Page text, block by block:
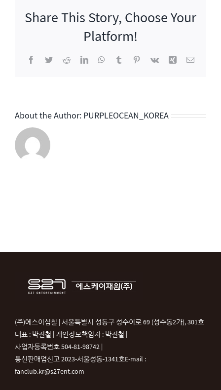
축
Share This Story, Choose Your
Platform!
Facebook
TwitterRedditLinkedInWhatsApp
TumblrPinterest
Vk Xing 이
About the Author: PURPLEOCEAN_KOREA
(주)에스이십칠 | 서울특별시 성동구 성수이로 69 (성수동2가), 301호
대표 : 박진철 | 개인정보책임자 : 박진철 |
사업자등록번호 504-81-98742 |
통신판매업신고 2023-서울성동-1341호E-mail :
fanclub.kr@s27ent.com